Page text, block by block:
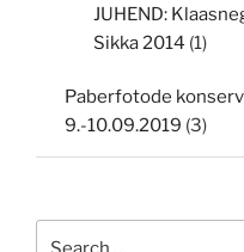
JUHEND:
Sikka 2014 (1)
Paberfotode
9.-10.09.2019 (3)